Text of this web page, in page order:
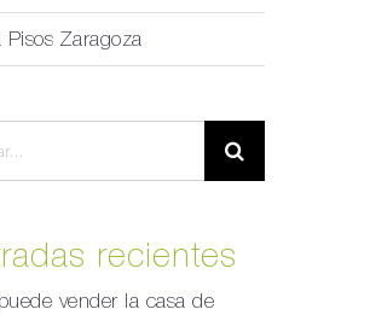
Pisos Zaragoza
recientes
vender la casa de